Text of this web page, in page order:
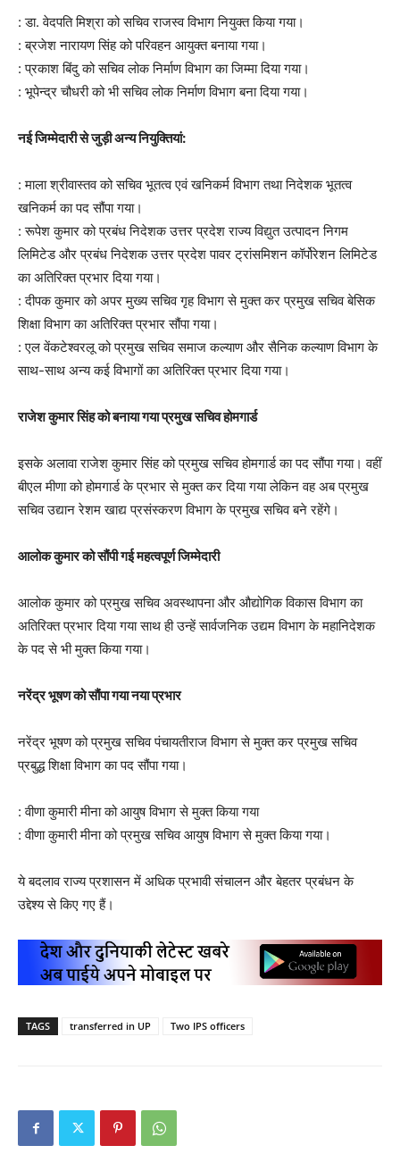
: डा. वेदपति मिश्रा को सचिव राजस्व विभाग नियुक्त किया गया।
: ब्रजेश नारायण सिंह को परिवहन आयुक्त बनाया गया।
: प्रकाश बिंदु को सचिव लोक निर्माण विभाग का जिम्मा दिया गया।
: भूपेन्द्र चौधरी को भी सचिव लोक निर्माण विभाग बना दिया गया।
नई जिम्मेदारी से जुड़ी अन्य नियुक्तियां:
: माला श्रीवास्तव को सचिव भूतत्व एवं खनिकर्म विभाग तथा निदेशक भूतत्व
खनिकर्म का पद सौंपा गया।
: रूपेश कुमार को प्रबंध निदेशक उत्तर प्रदेश राज्य विद्युत उत्पादन निगम
लिमिटेड और प्रबंध निदेशक उत्तर प्रदेश पावर ट्रांसमिशन कॉर्पोरेशन लिमिटेड
का अतिरिक्त प्रभार दिया गया।
: दीपक कुमार को अपर मुख्य सचिव गृह विभाग से मुक्त कर प्रमुख सचिव बेसिक
शिक्षा विभाग का अतिरिक्त प्रभार सौंपा गया।
: एल वेंकटेश्वरलू को प्रमुख सचिव समाज कल्याण और सैनिक कल्याण विभाग के
साथ-साथ अन्य कई विभागों का अतिरिक्त प्रभार दिया गया।
राजेश कुमार सिंह को बनाया गया प्रमुख सचिव होमगार्ड
इसके अलावा राजेश कुमार सिंह को प्रमुख सचिव होमगार्ड का पद सौंपा गया। वहीं
बीएल मीणा को होमगार्ड के प्रभार से मुक्त कर दिया गया लेकिन वह अब प्रमुख
सचिव उद्यान रेशम खाद्य प्रसंस्करण विभाग के प्रमुख सचिव बने रहेंगे।
आलोक कुमार को सौंपी गई महत्वपूर्ण जिम्मेदारी
आलोक कुमार को प्रमुख सचिव अवस्थापना और औद्योगिक विकास विभाग का
अतिरिक्त प्रभार दिया गया साथ ही उन्हें सार्वजनिक उद्यम विभाग के महानिदेशक
के पद से भी मुक्त किया गया।
नरेंद्र भूषण को सौंपा गया नया प्रभार
नरेंद्र भूषण को प्रमुख सचिव पंचायतीराज विभाग से मुक्त कर प्रमुख सचिव
प्रबुद्ध शिक्षा विभाग का पद सौंपा गया।
: वीणा कुमारी मीना को आयुष विभाग से मुक्त किया गया
: वीणा कुमारी मीना को प्रमुख सचिव आयुष विभाग से मुक्त किया गया।
ये बदलाव राज्य प्रशासन में अधिक प्रभावी संचालन और बेहतर प्रबंधन के
उद्देश्य से किए गए हैं।
TAGS transferred in UP Two IPS officers